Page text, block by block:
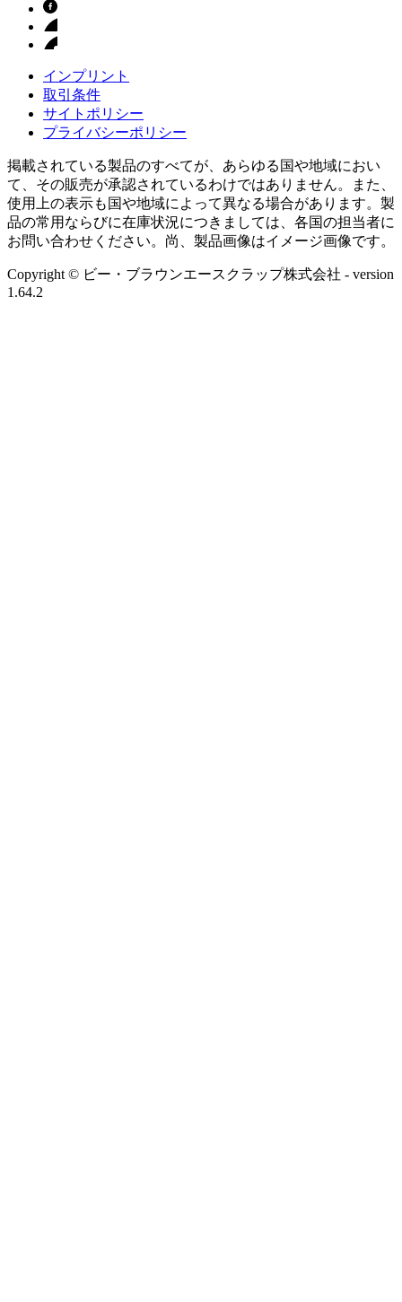
インプリント
取引条件
サイトポリシー
プライバシーポリシー
掲載されている製品のすべてが、あらゆる国や地域におい
て、その販売が承認されているわけではありません。また、
使用上の表示も国や地域によって異なる場合があります。製
品の常用ならびに在庫状況につきましては、各国の担当者に
お問い合わせください。尚、製品画像はイメージ画像です。
Copyright © ビー・ブラウンエースクラップ株式会社 - version
1.64.2